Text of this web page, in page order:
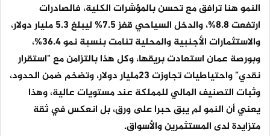
النمو هنا ترافق مع تحسن بالمؤشرات الكلية، فالصادرات
ارتفعت 8.8%، والدخل السياحي قفز 7.5% ليبلغ 5.3 مليار دولار،
والاستثمارات الأجنبية والمحلية تنامت بنسبة نمو 36.4%،
وبورصة عمان استعادت بريقها، وكل هذا بالتزامن مع "استقرار
نقدي" واحتياطيات تجاوزت 23مليار دولار، وتضخم ضمن الحدود،
وثبات التصنيف المالي للمملكة عند مستويات عالية، وهذا
يعني أن النمو لم يبق حبرا على ورق، بل انعكس في ثقة
متزايدة لدى المستثمرين والأسواق.